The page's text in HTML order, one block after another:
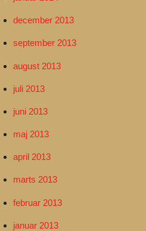
december 2013
september 2013
august 2013
juli 2013
juni 2013
maj 2013
april 2013
marts 2013
februar 2013
januar 2013